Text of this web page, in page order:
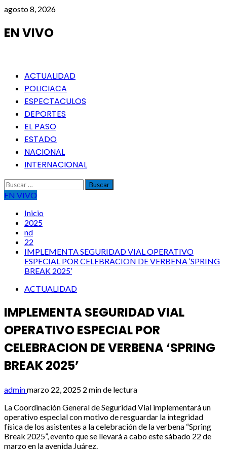
Saltar
contenido
agosto 8, 2026
EN VIVO
Menú
principal
ACTUALIDAD
POLICIACA
ESPECTACULOS
DEPORTES
EL PASO
ESTADO
NACIONAL
INTERNACIONAL
Buscar:
EN VIVO
Inicio
2025
nd
22
IMPLEMENTA SEGURIDAD VIAL OPERATIVO
ESPECIAL POR CELEBRACION DE VERBENA ‘SPRING
BREAK 2025’
ACTUALIDAD
IMPLEMENTA SEGURIDAD VIAL
OPERATIVO ESPECIAL POR
CELEBRACION DE VERBENA ‘SPRING
BREAK 2025’
adminmarzo 22, 2025 2 min de lectura
La Coordinación General de Seguridad Vial implementará un
operativo especial con motivo de resguardar la integridad
física de los asistentes a la celebración de la verbena “Spring
Break 2025”, evento que se llevará a cabo este sábado 22 de
marzo en la avenida Juárez.